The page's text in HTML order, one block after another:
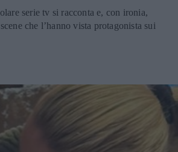
serie tv si racconta e, con ironia,
che l’hanno vista protagonista sui